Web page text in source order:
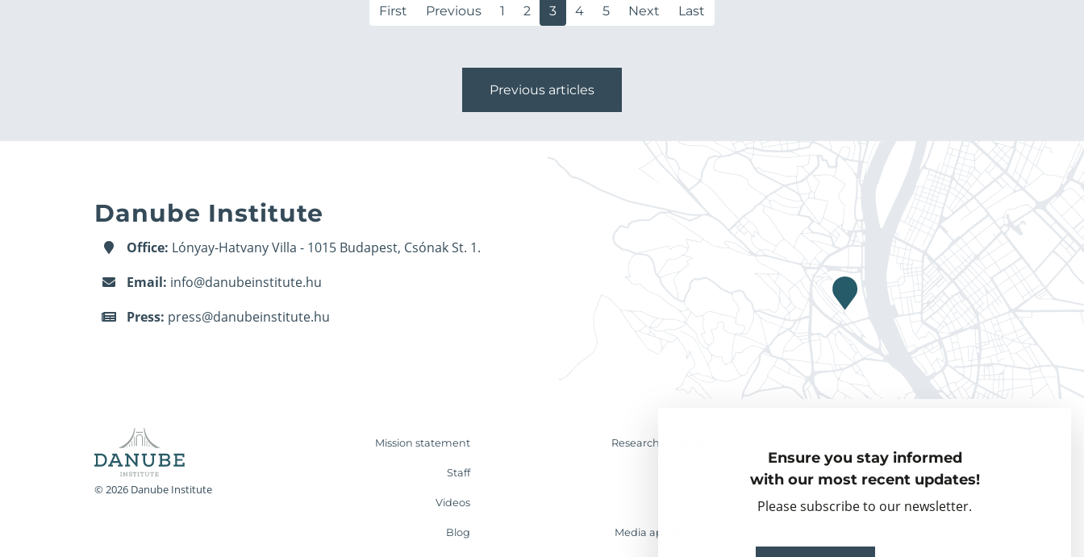
Ensure you stay informed
with our most recent updates!
Please subscribe to our newsletter.
First Previous 1 2 3 4 5 Next Last
Previous articles
Danube Institute
Office: Lónyay-Hatvany Villa - 1015 Budapest, Csónak St. 1.
Email: info@danubeinstitute.hu
Press: press@danubeinstitute.hu
© 2026 Danube Institute
Mission statement Research & Analyses
Staff Visiting Fellows
Videos Partner organisations
Blog Media appearances